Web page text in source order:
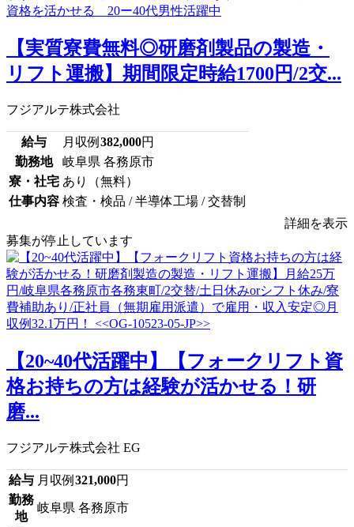
【実質寮費無料◎研磨剤製品の製造・
リフト運搬】期間限定時給1700円/2交...
フジアルテ株式会社
給与 月収例 382,000円
勤務地
岐阜県 各務原市
寮・社宅 あり（無料）
仕事内容 検査・検品 / 半導体工場 / 交替制
詳細を表示
募集が停止しています
【20~40代活躍中】【フォークリフト資
格お持ちの方は経験が活かせる！研
磨...
フジアルテ株式会社 EG
給与 月収例 321,000円
勤務
地
岐阜県 各務原市